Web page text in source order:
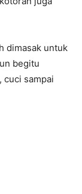
dimasak untuk
begitu
cuci sampai